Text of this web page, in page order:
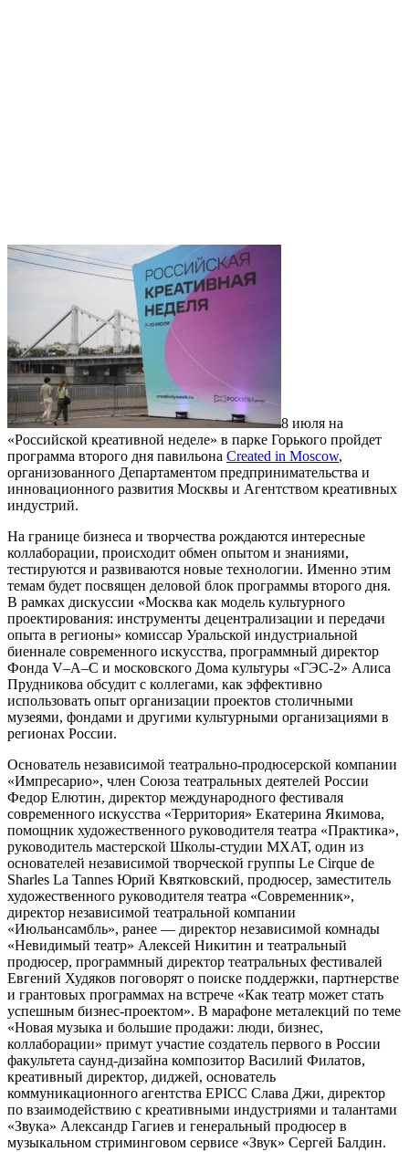
8 июля на
«Российской креативной неделе» в парке Горького пройдет
программа второго дня павильона Created in Moscow,
организованного Департаментом предпринимательства и
инновационного развития Москвы и Агентством креативных
индустрий.
На границе бизнеса и творчества рождаются интересные
коллаборации, происходит обмен опытом и знаниями,
тестируются и развиваются новые технологии. Именно этим
темам будет посвящен деловой блок программы второго дня.
В рамках дискуссии «Москва как модель культурного
проектирования: инструменты децентрализации и передачи
опыта в регионы» комиссар Уральской индустриальной
биеннале современного искусства, программный директор
Фонда V–A–C и московского Дома культуры «ГЭС-2» Алиса
Прудникова обсудит с коллегами, как эффективно
использовать опыт организации проектов столичными
музеями, фондами и другими культурными организациями в
регионах России.
Основатель независимой театрально-продюсерской компании
«Импресарио», член Союза театральных деятелей России
Федор Елютин, директор международного фестиваля
современного искусства «Территория» Екатерина Якимова,
помощник художественного руководителя театра «Практика»,
руководитель мастерской Школы-студии МХАТ, один из
основателей независимой творческой группы Le Cirque de
Sharles La Tannes Юрий Квятковский, продюсер, заместитель
художественного руководителя театра «Современник»,
директор независимой театральной компании
«Июльансамбль», ранее — директор независимой комнады
«Невидимый театр» Алексей Никитин и театральный
продюсер, программный директор театральных фестивалей
Евгений Худяков поговорят о поиске поддержки, партнерстве
и грантовых программах на встрече «Как театр может стать
успешным бизнес-проектом». В марафоне металекций по теме
«Новая музыка и большие продажи: люди, бизнес,
коллаборации» примут участие создатель первого в России
факультета саунд-дизайна композитор Василий Филатов,
креативный директор, диджей, основатель
коммуникационного агентства EPICC Слава Джи, директор
по взаимодействию с креативными индустриями и талантами
«Звука» Александр Гагиев и генеральный продюсер в
музыкальном стриминговом сервисе «Звук» Сергей Балдин.